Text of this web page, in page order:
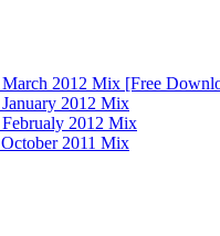
2012 Mix [Free
2012 Mix
2012 Mix
2011 Mix